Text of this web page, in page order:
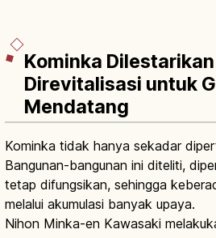
Kominka
Direvitalisasi untuk
Mendatang
Kominka tidak hanya sekadar
Bangunan-bangunan ini diteliti,
tetap difungsikan, sehingga
melalui akumulasi banyak upaya.
Nihon Minka-en Kawasaki